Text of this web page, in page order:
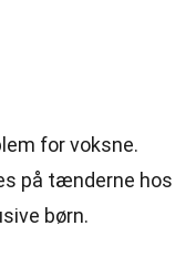
for voksne.
på tænderne hos
børn.